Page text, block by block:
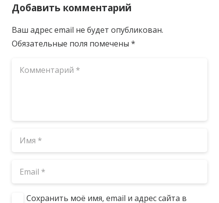
Добавить комментарий
Ваш адрес email не будет опубликован.
Обязательные поля помечены *
Сохранить моё имя, email и адрес сайта в